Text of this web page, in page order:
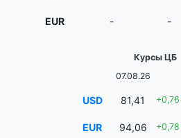
EUR - -
Курсы ЦБ
07.08.26
USD 81,41
EUR 94,06